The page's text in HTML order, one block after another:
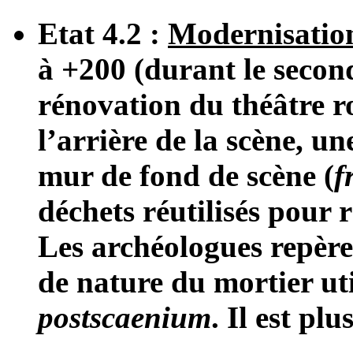
Etat 4.2 :
à +200 (durant le
rénovation du théâtre
l’arrière de la scène,
mur de fond de scène (
déchets réutilisés pour
Les archéologues
de nature du mortier
postscaenium. Il est